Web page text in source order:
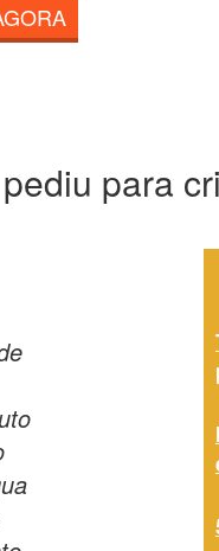
para